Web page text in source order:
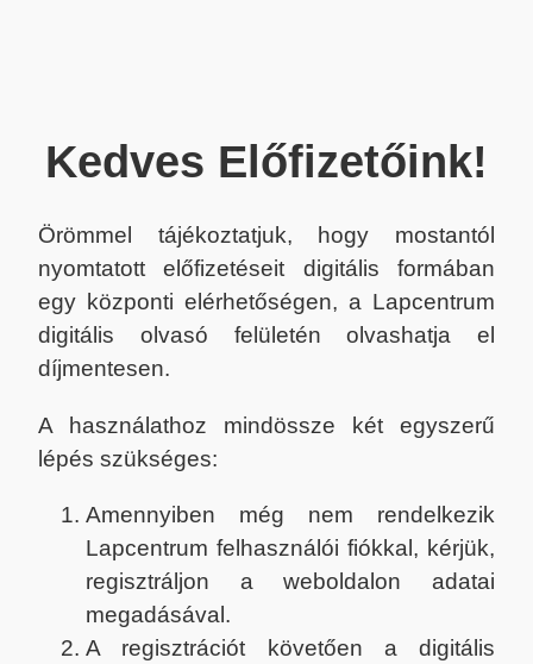
Kedves Előfizetőink!
Örömmel tájékoztatjuk, hogy mostantól
nyomtatott előfizetéseit digitális formában
egy központi elérhetőségen, a Lapcentrum
digitális olvasó felületén olvashatja el
díjmentesen.
A használathoz mindössze két egyszerű
lépés szükséges:
Amennyiben még nem rendelkezik
Lapcentrum felhasználói fiókkal, kérjük,
regisztráljon a weboldalon adatai
megadásával.
A regisztrációt követően a digitális